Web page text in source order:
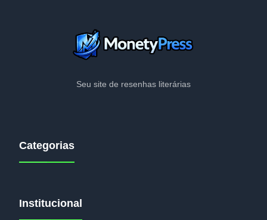
Seu site de resenhas literárias
Categorias
Institucional